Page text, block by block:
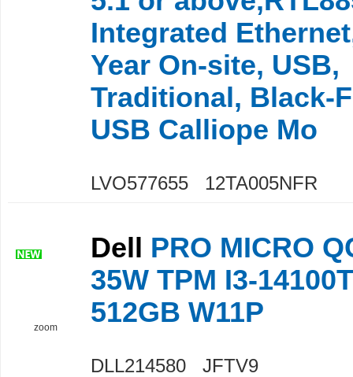
Integrated
Year On-site, USB,
Traditional, Black-
USB Calliope Mo
LVO577655 12TA005NFR
zoom
Dell PRO MICRO
35W TPM I3-
512GB W11P
DLL214580 JFTV9